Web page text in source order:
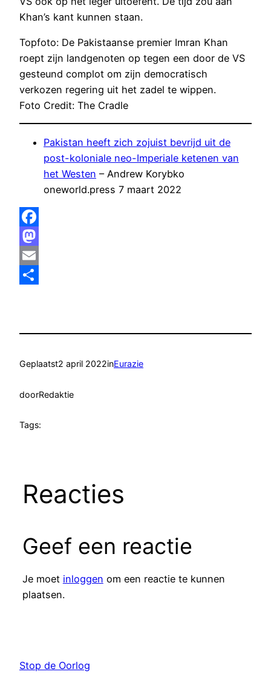
Khan’s kant kunnen staan.
Topfoto: De Pakistaanse premier Imran Khan
roept zijn landgenoten op tegen een door de VS
gesteund complot om zijn democratisch
verkozen regering uit het zadel te wippen.
Foto Credit: The Cradle
Pakistan heeft zich zojuist bevrijd uit de
post-koloniale neo-Imperiale ketenen van
het Westen – Andrew Korybko
oneworld.press 7 maart 2022
Facebook
Mastodon
Email
Geplaatst2 april 2022inEurazie
doorRedaktie
Tags:
Reacties
Geef een reactie
Je moet inloggen om een reactie te kunnen
plaatsen.
Stop de Oorlog